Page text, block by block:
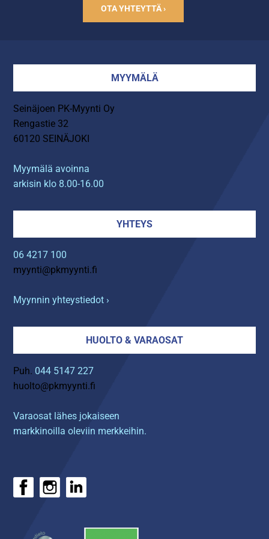
OTA YHTEYTTÄ ›
MYYMÄLÄ
Seinäjoen PK-Myynti Oy
Rengastie 32
60120 SEINÄJOKI
Myymälä avoinna
arkisin klo 8.00-16.00
YHTEYS
06 4217 100
myynti@pkmyynti.fi
Myynnin yhteystiedot ›
HUOLTO & VARAOSAT
Puh. 044 5147 227
huolto@pkmyynti.fi
Varaosat lähes jokaiseen
markkinoilla oleviin merkkeihin.